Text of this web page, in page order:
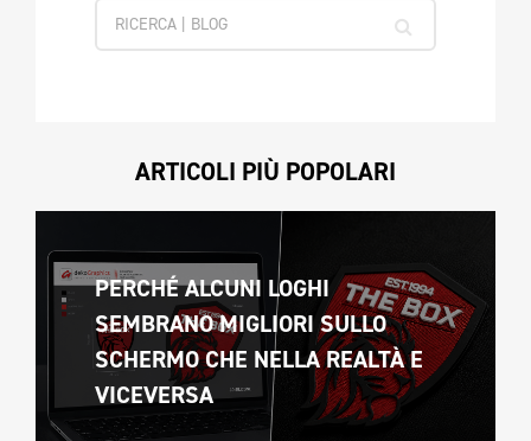
ARTICOLI PIÙ POPOLARI
PERCHÉ ALCUNI LOGHI
SEMBRANO MIGLIORI SULLO
SCHERMO CHE NELLA REALTÀ E
VICEVERSA